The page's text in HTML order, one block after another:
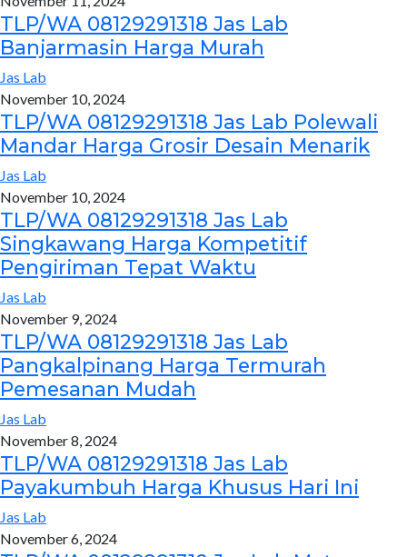
TLP/WA 08129291318 Jas Lab
Banjarmasin Harga Murah
Jas Lab
November 10, 2024
TLP/WA 08129291318 Jas Lab Polewali
Mandar Harga Grosir Desain Menarik
Jas Lab
November 10, 2024
TLP/WA 08129291318 Jas Lab
Singkawang Harga Kompetitif
Pengiriman Tepat Waktu
Jas Lab
November 9, 2024
TLP/WA 08129291318 Jas Lab
Pangkalpinang Harga Termurah
Pemesanan Mudah
Jas Lab
November 8, 2024
TLP/WA 08129291318 Jas Lab
Payakumbuh Harga Khusus Hari Ini
Jas Lab
November 6, 2024